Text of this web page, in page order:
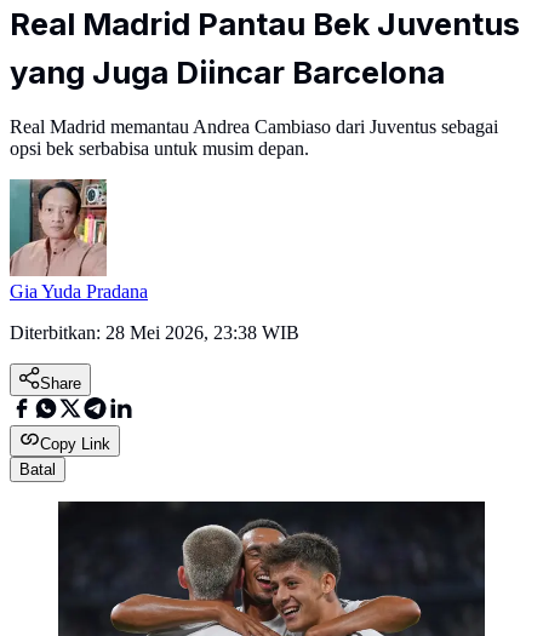
Real Madrid Pantau Bek Juventus
yang Juga Diincar Barcelona
Real Madrid memantau Andrea Cambiaso dari Juventus sebagai
opsi bek serbabisa untuk musim depan.
Gia Yuda Pradana
Diterbitkan: 28 Mei 2026, 23:38 WIB
Share
Copy Link
Batal